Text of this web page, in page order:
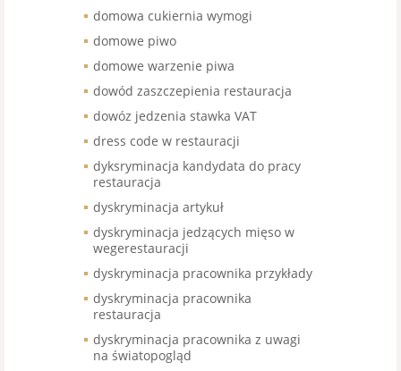
domowa cukiernia wymogi
domowe piwo
domowe warzenie piwa
dowód zaszczepienia restauracja
dowóz jedzenia stawka VAT
dress code w restauracji
dyksryminacja kandydata do pracy
restauracja
dyskryminacja artykuł
dyskryminacja jedzących mięso w
wegerestauracji
dyskryminacja pracownika przykłady
dyskryminacja pracownika
restauracja
dyskryminacja pracownika z uwagi
na światopogląd